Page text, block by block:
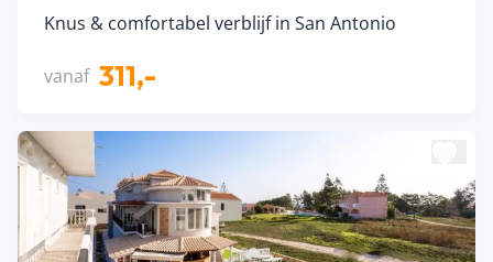
Knus & comfortabel verblijf in San Antonio
vanaf 311,-